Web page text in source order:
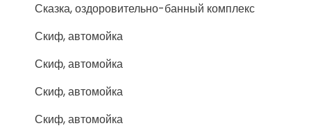
Сказка, оздоровительно-банный комплекс
Скиф, автомойка
Скиф, автомойка
Скиф, автомойка
Скиф, автомойка